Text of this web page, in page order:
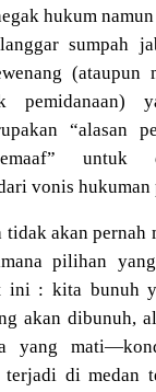
hukum
sumpah
(ataupun
pemidanaan)
“alasan
untuk
vonis hukuman
tidak akan pernah
pilihan
ini : kita bunuh
akan dibunuh,
yang
terjadi di medan